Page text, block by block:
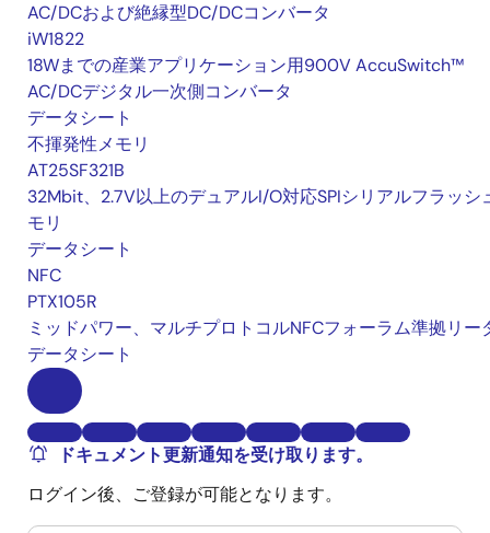
AC/DCおよび絶縁型DC/DCコンバータ
iW1822
18Wまでの産業アプリケーション用900V AccuSwitch™
AC/DCデジタル一次側コンバータ
データシート
不揮発性メモリ
AT25SF321B
32Mbit、2.7V以上のデュアルI/O対応SPIシリアルフラッシ
モリ
データシート
NFC
PTX105R
ミッドパワー、マルチプロトコルNFCフォーラム準拠リー
データシート
ドキュメント更新通知を受け取ります。
ログイン後、ご登録が可能となります。